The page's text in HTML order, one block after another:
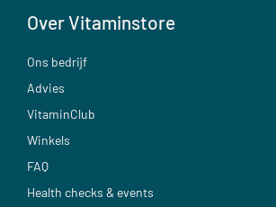
Over Vitaminstore
Ons bedrijf
Advies
VitaminClub
Winkels
FAQ
Health checks & events